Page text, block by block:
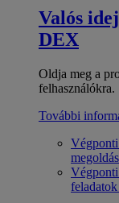
Valós
DEX
Oldja meg a
felhasználókra.
További
feladatok